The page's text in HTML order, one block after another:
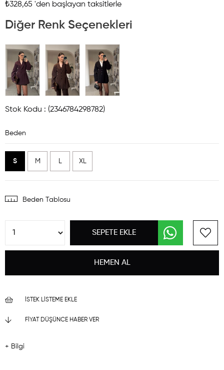
₺328,65 'den başlayan taksitlerle
Diğer Renk Seçenekleri
Stok Kodu (2346784298782)
Beden
S M XL
Beden Tablosu
İSTEK LISTEME EKLE
FIYAT DÜŞÜNCE HABER VER
+ Bilgi